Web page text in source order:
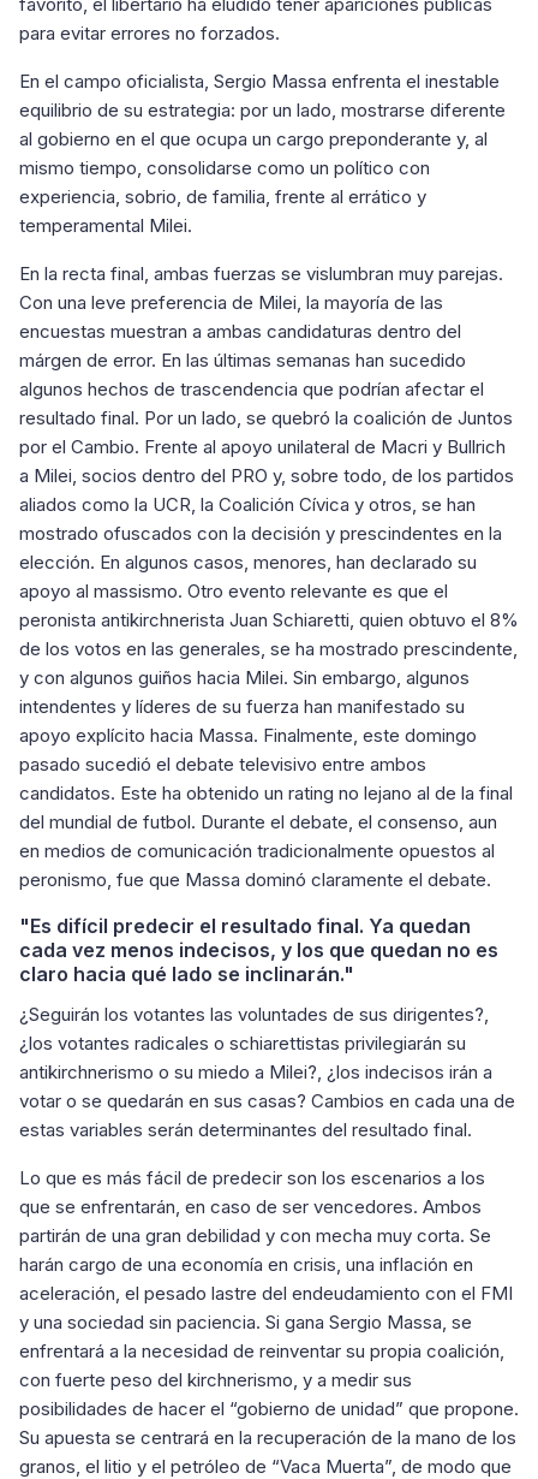
para evitar errores no forzados.
En el campo oficialista, Sergio Massa enfrenta el inestable
equilibrio de su estrategia: por un lado, mostrarse diferente
al gobierno en el que ocupa un cargo preponderante y, al
mismo tiempo, consolidarse como un político con
experiencia, sobrio, de familia, frente al errático y
temperamental Milei.
En la recta final, ambas fuerzas se vislumbran muy parejas.
Con una leve preferencia de Milei, la mayoría de las
encuestas muestran a ambas candidaturas dentro del
márgen de error. En las últimas semanas han sucedido
algunos hechos de trascendencia que podrían afectar el
resultado final. Por un lado, se quebró la coalición de Juntos
por el Cambio. Frente al apoyo unilateral de Macri y Bullrich
a Milei, socios dentro del PRO y, sobre todo, de los partidos
aliados como la UCR, la Coalición Cívica y otros, se han
mostrado ofuscados con la decisión y prescindentes en la
elección. En algunos casos, menores, han declarado su
apoyo al massismo. Otro evento relevante es que el
peronista antikirchnerista Juan Schiaretti, quien obtuvo el 8%
de los votos en las generales, se ha mostrado prescindente,
y con algunos guiños hacia Milei. Sin embargo, algunos
intendentes y líderes de su fuerza han manifestado su
apoyo explícito hacia Massa. Finalmente, este domingo
pasado sucedió el debate televisivo entre ambos
candidatos. Este ha obtenido un rating no lejano al de la final
del mundial de futbol. Durante el debate, el consenso, aun
en medios de comunicación tradicionalmente opuestos al
peronismo, fue que Massa dominó claramente el debate.
"Es difícil predecir el resultado final. Ya quedan
cada vez menos indecisos, y los que quedan no es
claro hacia qué lado se inclinarán."
¿Seguirán los votantes las voluntades de sus dirigentes?,
¿los votantes radicales o schiarettistas privilegiarán su
antikirchnerismo o su miedo a Milei?, ¿los indecisos irán a
votar o se quedarán en sus casas? Cambios en cada una de
estas variables serán determinantes del resultado final.
Lo que es más fácil de predecir son los escenarios a los
que se enfrentarán, en caso de ser vencedores. Ambos
partirán de una gran debilidad y con mecha muy corta. Se
harán cargo de una economía en crisis, una inflación en
aceleración, el pesado lastre del endeudamiento con el FMI
y una sociedad sin paciencia. Si gana Sergio Massa, se
enfrentará a la necesidad de reinventar su propia coalición,
con fuerte peso del kirchnerismo, y a medir sus
posibilidades de hacer el “gobierno de unidad” que propone.
Su apuesta se centrará en la recuperación de la mano de los
granos, el litio y el petróleo de “Vaca Muerta”, de modo que